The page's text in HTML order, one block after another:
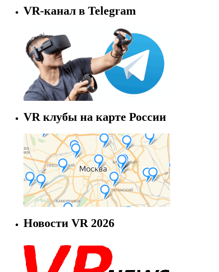
VR-канал в Telegram
VR клубы на карте России
Новости VR 2026